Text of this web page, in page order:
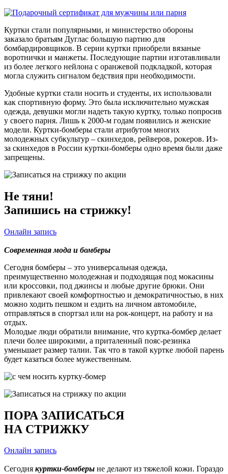
Куртки стали популярными, и министерство обороны
заказало братьям Дуглас большую партию для
бомбардировщиков. В серии куртки приобрели вязаные
воротнички и манжеты. Последующие партии изготавливали
из более легкого нейлона с оранжевой подкладкой, которая
могла служить сигналом бедствия при необходимости.
Удобные куртки стали носить и студенты, их использовали
как спортивную форму. Это была исключительно мужская
одежда, девушки могли надеть такую куртку, только попросив
у своего парня. Лишь к 2000-м годам появились и женские
модели. Куртки-бомберы стали атрибутом многих
молодежных субкультур – скинхедов, рейверов, рокеров. Из-
за скинхедов в России куртки-бомберы одно время были даже
запрещены.
Не тяни!
Запишись на стрижку!
Онлайн запись
Современная мода и бомберы
Сегодня бомберы – это универсальная одежда,
преимущественно молодежная и подходящая под мокасины
или кроссовки, под джинсы и любые другие брюки. Они
привлекают своей комфортностью и демократичностью, в них
можно ходить пешком и ездить на личном автомобиле,
отправляться в спортзал или на рок-концерт, на работу и на
отдых.
Молодые люди обратили внимание, что куртка-бомбер делает
плечи более широкими, а приталенный пояс-резинка
уменьшает размер талии. Так что в такой куртке любой парень
будет казаться более мужественным.
ПОРА ЗАПИСАТЬСЯ
НА СТРИЖКУ
Онлайн запись
Сегодня куртки-бомберы не делают из тяжелой кожи. Гораздо